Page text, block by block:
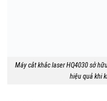
Máy cắt khắc laser HQ4030 sở
hiệu quả khi